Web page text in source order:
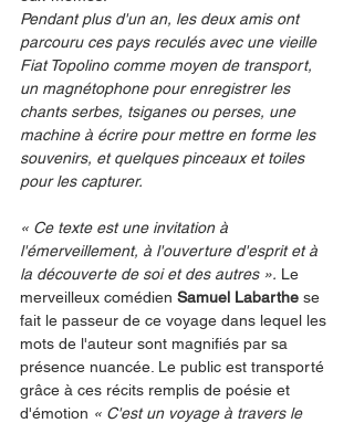
Pendant plus d'un an, les deux amis ont
parcouru ces pays reculés avec une vieille
Fiat Topolino comme moyen de transport,
un magnétophone pour enregistrer les
chants serbes, tsiganes ou perses, une
machine à écrire pour mettre en forme les
souvenirs, et quelques pinceaux et toiles
pour les capturer.
« Ce texte est une invitation à
l'émerveillement, à l'ouverture d'esprit et à
la découverte de soi et des autres ». Le
merveilleux comédien Samuel Labarthe se
fait le passeur de ce voyage dans lequel les
mots de l'auteur sont magnifiés par sa
présence nuancée. Le public est transporté
grâce à ces récits remplis de poésie et
d'émotion « C'est un voyage à travers le